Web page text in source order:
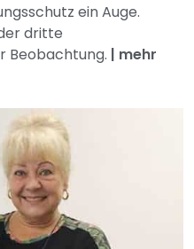
ein Auge.
dritte
Beobachtung. | mehr